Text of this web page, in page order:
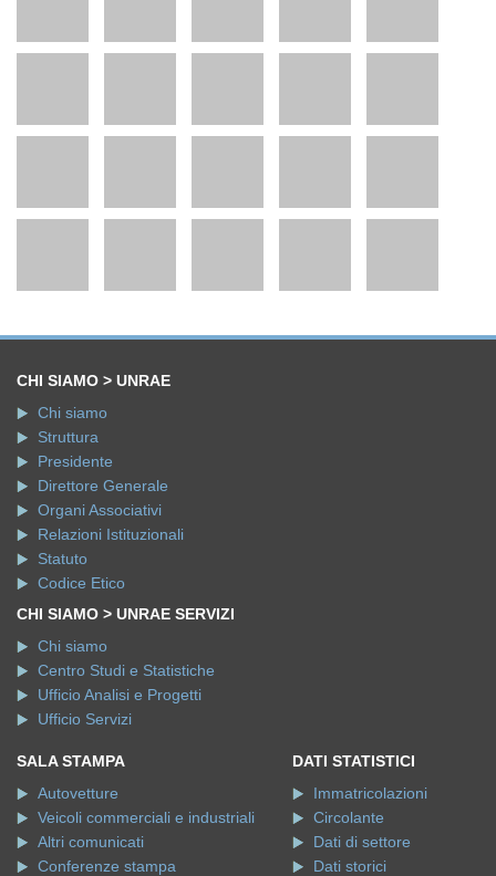
CHI SIAMO > UNRAE
Chi siamo
Struttura
Presidente
Direttore Generale
Organi Associativi
Relazioni Istituzionali
Statuto
Codice Etico
CHI SIAMO > UNRAE SERVIZI
Chi siamo
Centro Studi e Statistiche
Ufficio Analisi e Progetti
Ufficio Servizi
SALA STAMPA
Autovetture
Veicoli commerciali e industriali
Altri comunicati
Conferenze stampa
DATI STATISTICI
Immatricolazioni
Circolante
Dati di settore
Dati storici